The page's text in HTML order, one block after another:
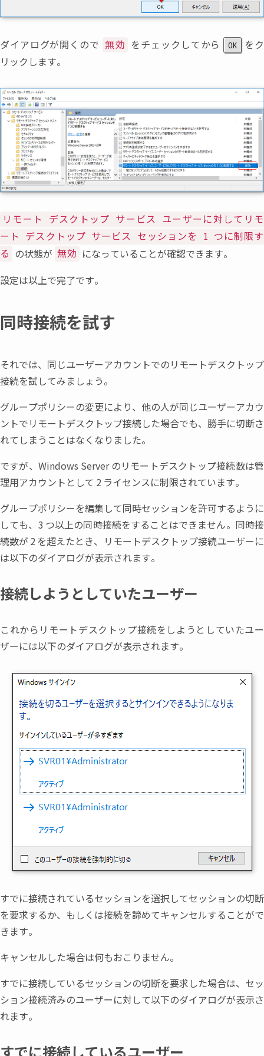
ダイアログが開くので 無効 をチェックしてから OK
をク
リックします。
リモート デスクトップ サービス ユーザーに対してリモ
ート デスクトップ サービス セッションを 1 つに制限す
る の状態が 無効 になっていることが確認できます。
設定は以上で完了です。
同時接続を試す
それでは、 同じユーザーアカウントでのリモートデスクトップ
接続を試してみましょう。
グループポリシーの変更により、 他の人が同じユーザーアカウ
ントでリモートデスクトップ接続した場合でも、 勝手に切断さ
れてしまうことはなくなりました。
ですが、 Windows Server のリモートデスクトップ接続数は管
理用アカウントとして 2 ライセンスに制限されています。
グループポリシーを編集して同時セッションを許可するように
しても、 3 つ以上の同時接続をすることはできません。同時接
続数が 2 を超えたとき、
リモートデスクトップ接続ユーザーに
は以下のダイアログが表示されます。
接続しようとしていたユーザー
これからリモートデスクトップ接続をしようとしていたユー
ザーには以下のダイアログが表示されます。
すでに接続されているセッションを選択してセッションの切断
を要求するか、 もしくは接続を諦めてキャンセルすることがで
きます。
キャンセルした場合は何もおこりません。
すでに接続しているセッションの切断を要求した場合は、 セッ
ション接続済みのユーザーに対して以下のダイアログが表示さ
れます。
すでに接続しているユーザー